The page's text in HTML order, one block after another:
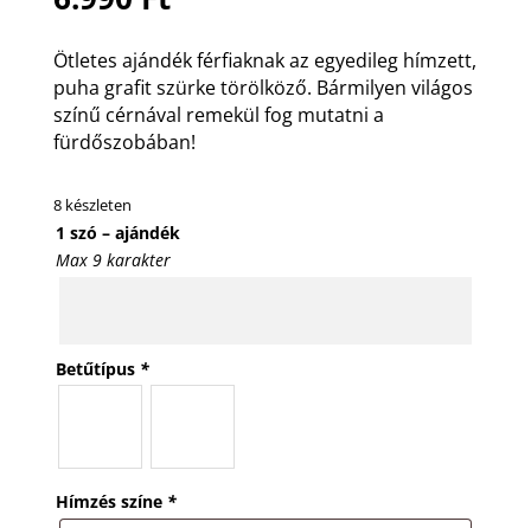
Ötletes ajándék férfiaknak az egyedileg hímzett,
puha grafit szürke törölköző. Bármilyen világos
színű cérnával remekül fog mutatni a
fürdőszobában!
8 készleten
1 szó – ajándék
Max 9 karakter
Betűtípus *
Hímzés színe *